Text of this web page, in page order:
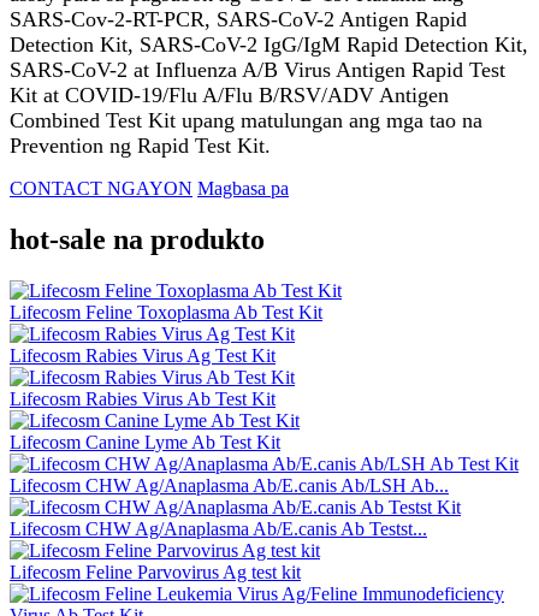
SARS-Cov-2-RT-PCR, SARS-CoV-2 Antigen Rapid
Detection Kit, SARS-CoV-2 IgG/IgM Rapid Detection Kit,
SARS-CoV-2 at Influenza A/B Virus Antigen Rapid Test
Kit at COVID-19/Flu A/Flu B/RSV/ADV Antigen
Combined Test Kit upang matulungan ang mga tao na
Prevention ng Rapid Test Kit.
CONTACT NGAYON Magbasa pa
hot-sale na produkto
Lifecosm Feline Toxoplasma Ab Test Kit
Lifecosm Rabies Virus Ag Test Kit
Lifecosm Rabies Virus Ab Test Kit
Lifecosm Canine Lyme Ab Test Kit
Lifecosm CHW Ag/Anaplasma Ab/E.canis Ab/LSH Ab...
Lifecosm CHW Ag/Anaplasma Ab/E.canis Ab Testst...
Lifecosm Feline Parvovirus Ag test kit